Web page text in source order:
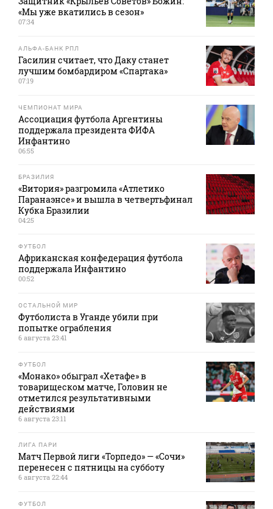
«Мы уже вкатились в сезон»
07:34
АЛЬФА-БАНК РПЛ
Гасилин считает, что Даку станет
лучшим бомбардиром «Спартака»
07:19
ЧЕМПИОНАТ МИРА
Ассоциация футбола Аргентины
поддержала президента ФИФА
Инфантино
06:55
БРАЗИЛИЯ
«Витория» разгромила «Атлетико
Паранаэнсе» и вышла в четвертьфинал
Кубка Бразилии
04:25
ФУТБОЛ
Африканская конфедерация футбола
поддержала Инфантино
00:52
ОСТАЛЬНОЙ МИР
Футболиста в Уганде убили при
попытке ограбления
6 августа 23:41
ФУТБОЛ
«Монако» обыграл «Хетафе» в
товарищеском матче, Головин не
отметился результативными
действиями
6 августа 23:11
ЛИГА ПАРИ
Матч Первой лиги «Торпедо» — «Сочи»
перенесен с пятницы на субботу
6 августа 22:44
ФУТБОЛ